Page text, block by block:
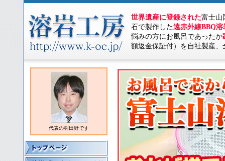
世界遺産に登録された富士山
石で製作した遠赤外線BBQ溶
悩みの方にお風呂であったか
額返金保証付）を自社製産
代表の羽田野です